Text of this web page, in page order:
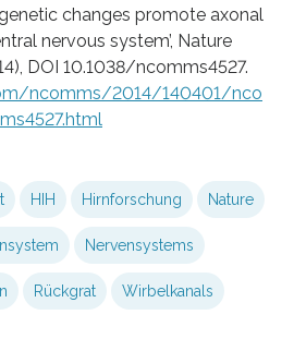
changes promote axonal
nervous system’, Nature
DOI 10.1038/ncomms4527.
ncomms/2014/140401/nco
HIH Hirnforschung Nature
Nervensystems
Rückgrat Wirbelkanals